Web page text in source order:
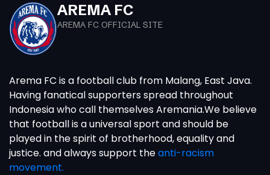
AREMA FC
AREMA FC OFFICIAL SITE
Arema FC is a football club from Malang, East Java.
Having fanatical supporters spread throughout
Indonesia who call themselves Aremania.We believe
that football is a universal sport and should be
played in the spirit of brotherhood, equality and
justice. and always support theanti-racism
movement.